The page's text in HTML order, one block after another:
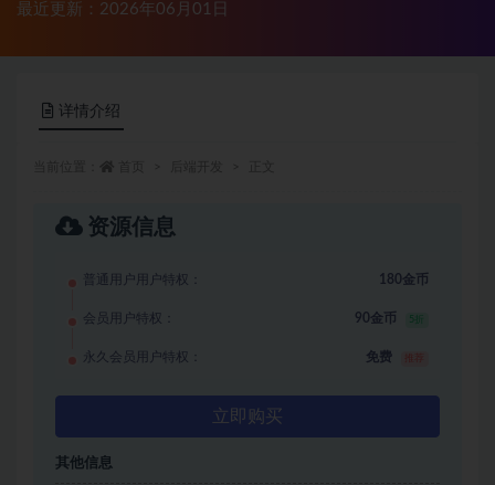
最近更新：2026年06月01日
详情介绍
资源信息
普通用户用户特权： 180金币
会员用户特权： 90金币 5折
永久会员用户特权： 免费
立即购买
其他信息